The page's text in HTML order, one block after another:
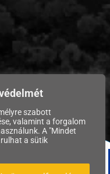
szabott
valamint a forgalom
A "Mindet
a sütik
Önkormányzata. |